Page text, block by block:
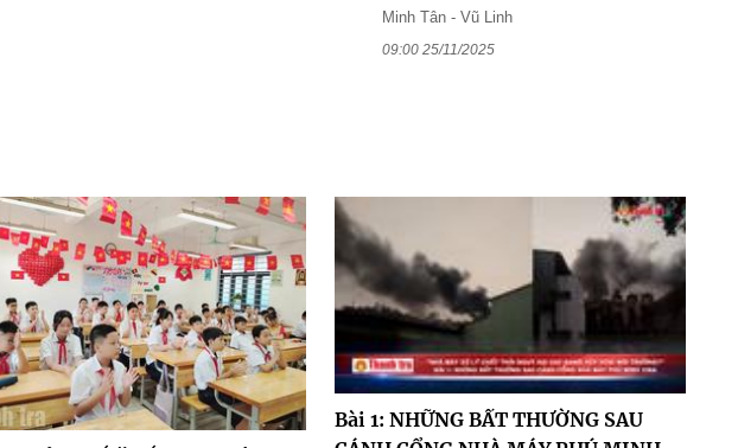
Minh Tân - Vũ Linh
09:00 25/11/2025
Bài 1: NHỮNG BẤT THƯỜNG SAU